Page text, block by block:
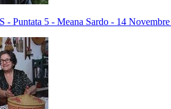
Puntata 5 - Meana Sardo - 14